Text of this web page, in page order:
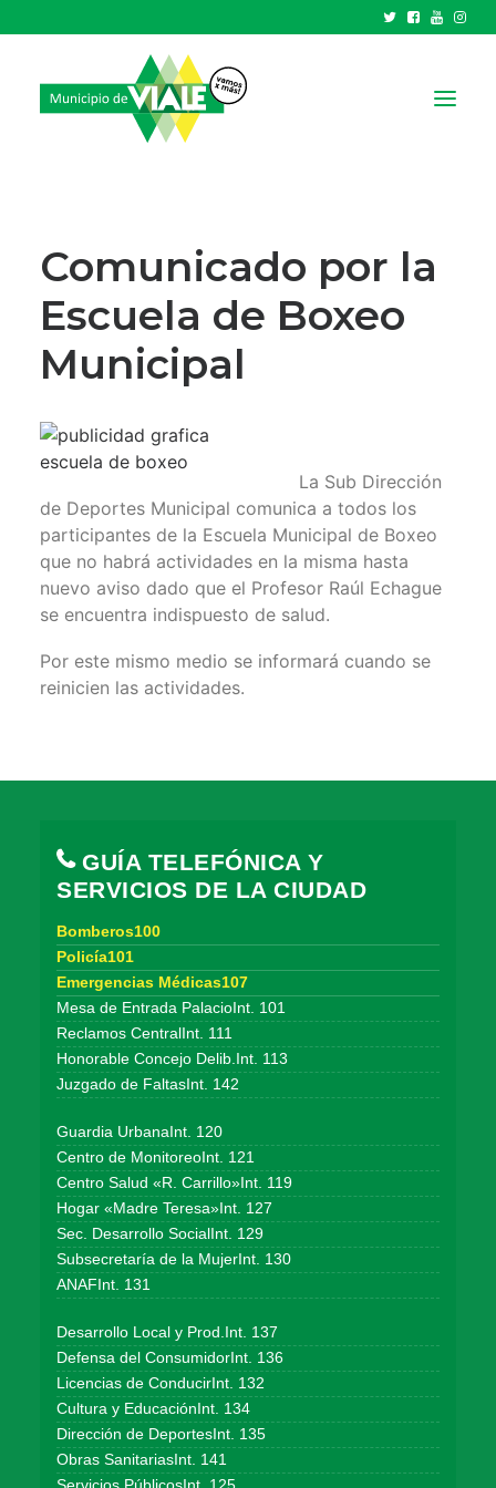
HCD
TRÁMITES Y SERVICIOS
CIUDAD
RECAUDACIONES
Comunicado por la
Escuela de Boxeo
Municipal
La Sub Dirección
de Deportes Municipal comunica a todos los
participantes de la Escuela Municipal de Boxeo
que no habrá actividades en la misma hasta
nuevo aviso dado que el Profesor Raúl Echague
se encuentra indispuesto de salud.
Por este mismo medio se informará cuando se
reinicien las actividades.
GUÍA TELEFÓNICA Y
SERVICIOS DE LA CIUDAD
Bomberos100
Policía101
Emergencias Médicas107
Mesa de Entrada PalacioInt. 101
Reclamos CentralInt. 111
Honorable Concejo Delib.Int. 113
Juzgado de FaltasInt. 142
Guardia UrbanaInt. 120
Centro de MonitoreoInt. 121
Centro Salud «R. Carrillo»Int. 119
Hogar «Madre Teresa»Int. 127
Sec. Desarrollo SocialInt. 129
Subsecretaría de la MujerInt. 130
ANAFInt. 131
Desarrollo Local y Prod.Int. 137
Defensa del ConsumidorInt. 136
Licencias de ConducirInt. 132
Cultura y EducaciónInt. 134
Dirección de DeportesInt. 135
Obras SanitariasInt. 141